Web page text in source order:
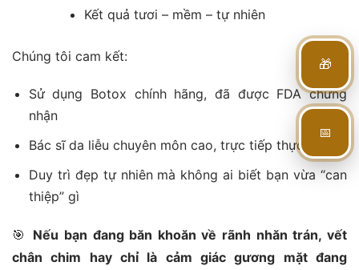
Kết quả tươi – mềm – tự nhiên
Chúng tôi cam kết:
Sử dụng Botox chính hãng, đã được FDA chứng
nhận
Bác sĩ da liễu chuyên môn cao, trực tiếp thực hiện
Duy trì đẹp tự nhiên mà không ai biết bạn vừa “can
thiệp” gì
🎯 Nếu bạn đang băn khoăn về rãnh nhăn trán, vết
chân chim hay chỉ là cảm giác gương mặt đang
🎁
📅